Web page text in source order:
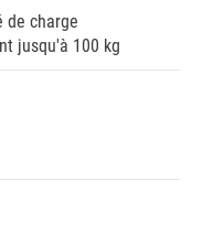
de charge
jusqu'à 100 kg